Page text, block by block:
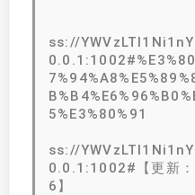
ss://
5%E3%80%91
ss://
0.0.1:1002#【更新
6】